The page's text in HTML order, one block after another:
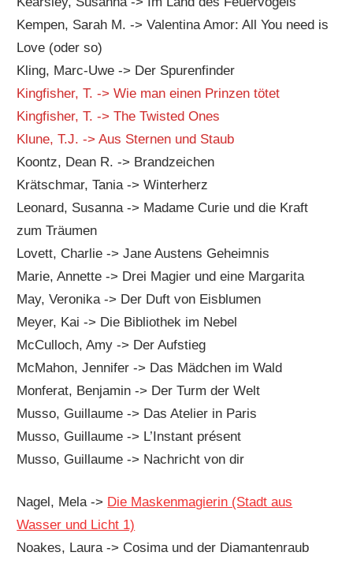
Kempen, Sarah M. -> Valentina Amor: All You need is
Love (oder so)
Kling, Marc-Uwe -> Der Spurenfinder
Kingfisher, T. -> Wie man einen Prinzen tötet
Kingfisher, T. -> The Twisted Ones
Klune, T.J. -> Aus Sternen und Staub
Koontz, Dean R. -> Brandzeichen
Krätschmar, Tania -> Winterherz
Leonard, Susanna -> Madame Curie und die Kraft
zum Träumen
Lovett, Charlie -> Jane Austens Geheimnis
Marie, Annette -> Drei Magier und eine Margarita
May, Veronika -> Der Duft von Eisblumen
Meyer, Kai -> Die Bibliothek im Nebel
McCulloch, Amy -> Der Aufstieg
McMahon, Jennifer -> Das Mädchen im Wald
Monferat, Benjamin -> Der Turm der Welt
Musso, Guillaume -> Das Atelier in Paris
Musso, Guillaume -> L’Instant présent
Musso, Guillaume -> Nachricht von dir
Nagel, Mela -> Die Maskenmagierin (Stadt aus
Wasser und Licht 1)
Noakes, Laura -> Cosima und der Diamantenraub